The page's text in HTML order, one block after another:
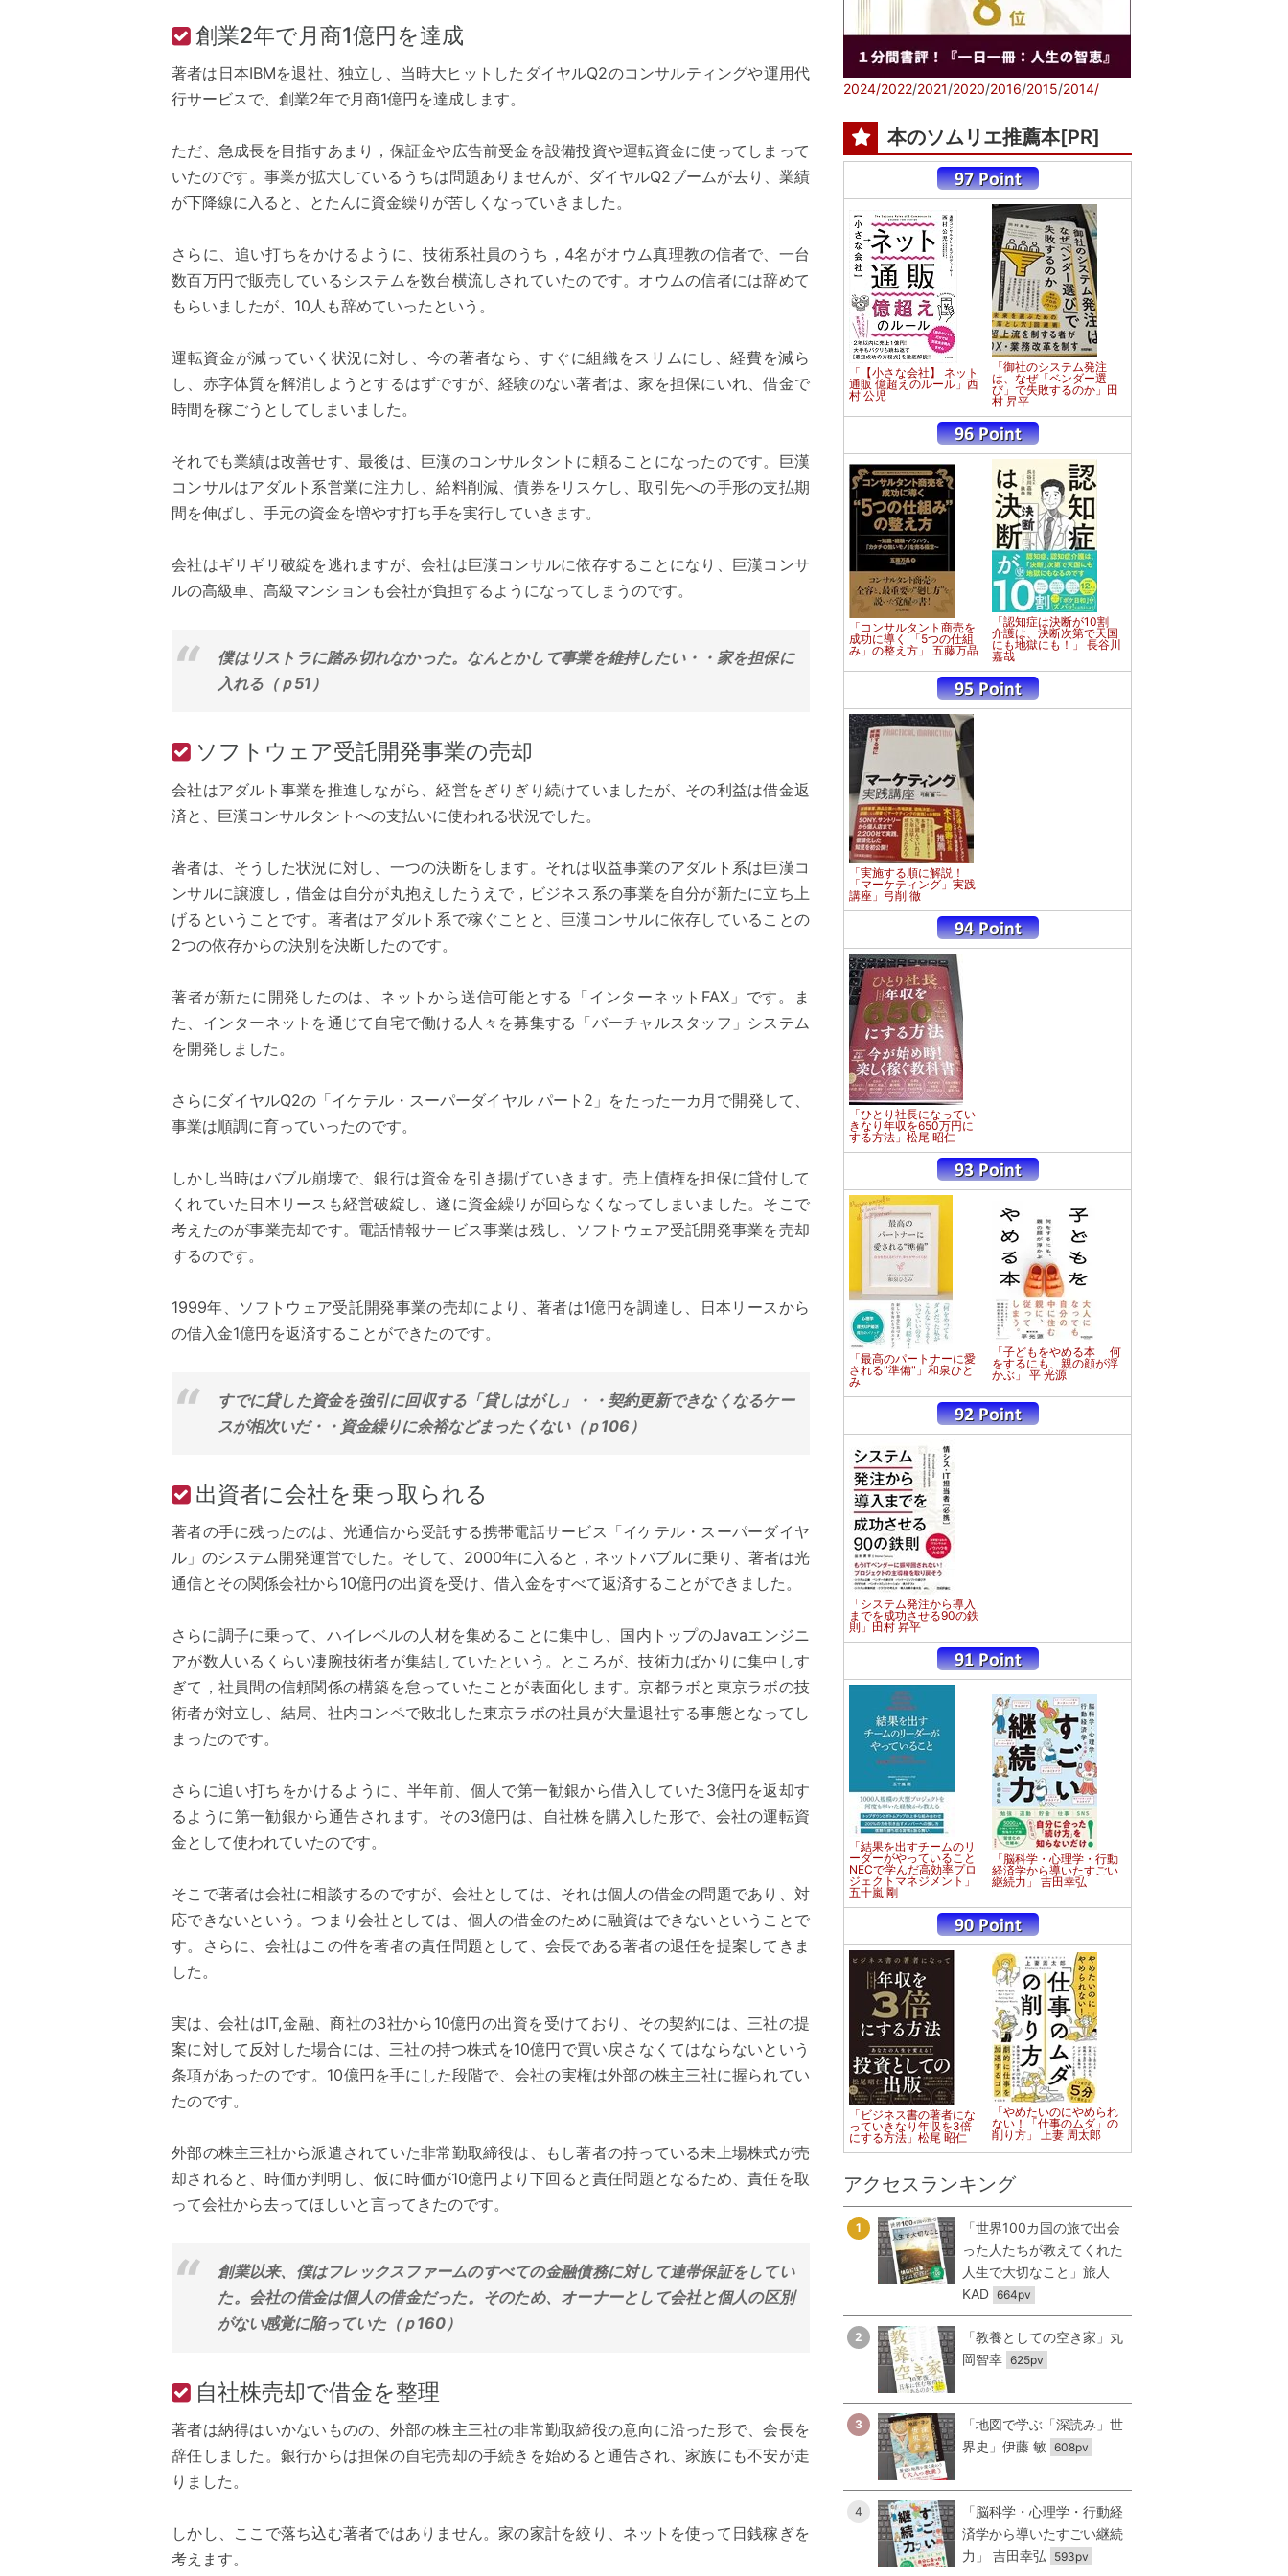
創業2年で月商1億円を達成
著者は日本IBMを退社、独立し、当時大ヒットしたダイヤルQ2のコンサルティングや運用代
行サービスで、創業2年で月商1億円を達成します。
ただ、急成長を目指すあまり，保証金や広告前受金を設備投資や運転資金に使ってしまって
いたのです。事業が拡大しているうちは問題ありませんが、ダイヤルQ2ブームが去り、業績
が下降線に入ると、とたんに資金繰りが苦しくなっていきました。
さらに、追い打ちをかけるように、技術系社員のうち，4名がオウム真理教の信者で、一台
数百万円で販売しているシステムを数台横流しされていたのです。オウムの信者には辞めて
もらいましたが、10人も辞めていったという。
運転資金が減っていく状況に対し、今の著者なら、すぐに組織をスリムにし、経費を減ら
し、赤字体質を解消しようとするはずですが、経験のない著者は、家を担保にいれ、借金で
時間を稼ごうとしてしまいました。
それでも業績は改善せす、最後は、巨漢のコンサルタントに頼ることになったのです。巨漢
コンサルはアダルト系営業に注力し、給料削減、債券をリスケし、取引先への手形の支払期
間を伸ばし、手元の資金を増やす打ち手を実行していきます。
会社はギリギリ破綻を逃れますが、会社は巨漢コンサルに依存することになり、巨漢コンサ
ルの高級車、高級マンションも会社が負担するようになってしまうのです。
僕はリストラに踏み切れなかった。なんとかして事業を維持したい・・家を担保に
入れる（ｐ51）
ソフトウェア受託開発事業の売却
会社はアダルト事業を推進しながら、経営をぎりぎり続けていましたが、その利益は借金返
済と、巨漢コンサルタントへの支払いに使われる状況でした。
著者は、そうした状況に対し、一つの決断をします。それは収益事業のアダルト系は巨漢コ
ンサルに譲渡し，借金は自分が丸抱えしたうえで，ビジネス系の事業を自分が新たに立ち上
げるということです。著者はアダルト系で稼ぐことと、巨漢コンサルに依存していることの
2つの依存からの決別を決断したのです。
著者が新たに開発したのは、ネットから送信可能とする「インターネットFAX」です。ま
た、インターネットを通じて自宅で働ける人々を募集する「バーチャルスタッフ」システム
を開発しました。
さらにダイヤルQ2の「イケテル・スーパーダイヤル パート2」をたった一カ月で開発して、
事業は順調に育っていったのです。
しかし当時はバブル崩壊で、銀行は資金を引き揚げていきます。売上債権を担保に貸付して
くれていた日本リースも経営破綻し、遂に資金繰りが回らなくなってしまいました。そこで
考えたのが事業売却です。電話情報サービス事業は残し、ソフトウェア受託開発事業を売却
するのです。
1999年、ソフトウェア受託開発事業の売却により、著者は1億円を調達し、日本リースから
の借入金1億円を返済することができたのです。
すでに貸した資金を強引に回収する「貸しはがし」・・契約更新できなくなるケー
スが相次いだ・・資金繰りに余裕などまったくない（ｐ106）
出資者に会社を乗っ取られる
著者の手に残ったのは、光通信から受託する携帯電話サービス「イケテル・スーパーダイヤ
ル」のシステム開発運営でした。そして、2000年に入ると，ネットバブルに乗り、著者は光
通信とその関係会社から10億円の出資を受け、借入金をすべて返済することができました。
さらに調子に乗って、ハイレベルの人材を集めることに集中し、国内トップのJavaエンジニ
アが数人いるくらい凄腕技術者が集結していたという。ところが、技術力ばかりに集中しす
ぎて，社員間の信頼関係の構築を怠っていたことが表面化します。京都ラボと東京ラボの技
術者が対立し、結局、社内コンペで敗北した東京ラボの社員が大量退社する事態となってし
まったのです。
さらに追い打ちをかけるように、半年前、個人で第一勧銀から借入していた3億円を返却す
るように第一勧銀から通告されます。その3億円は、自社株を購入した形で、会社の運転資
金として使われていたのです。
そこで著者は会社に相談するのですが、会社としては、それは個人の借金の問題であり、対
応できないという。つまり会社としては、個人の借金のために融資はできないということで
す。さらに、会社はこの件を著者の責任問題として、会長である著者の退任を提案してきま
した。
実は、会社はIT,金融、商社の3社から10億円の出資を受けており、その契約には、三社の提
案に対して反対した場合には、三社の持つ株式を10億円で買い戻さなくてはならないという
条項があったのです。10億円を手にした段階で、会社の実権は外部の株主三社に握られてい
たのです。
外部の株主三社から派遣されていた非常勤取締役は、もし著者の持っている未上場株式が売
却されると、時価が判明し、仮に時価が10億円より下回ると責任問題となるため、責任を取
って会社から去ってほしいと言ってきたのです。
創業以来、僕はフレックスファームのすべての金融債務に対して連帯保証をしてい
た。会社の借金は個人の借金だった。そのため、オーナーとして会社と個人の区別
がない感覚に陥っていた（ｐ160）
自社株売却で借金を整理
著者は納得はいかないものの、外部の株主三社の非常勤取締役の意向に沿った形で、会長を
辞任しました。銀行からは担保の自宅売却の手続きを始めると通告され、家族にも不安が走
りました。
しかし、ここで落ち込む著者ではありません。家の家計を絞り、ネットを使って日銭稼ぎを
考えます。
2024/2022/2021/2020/2016/2015/2014/
本のソムリエ推薦本[PR]
「【小さな会社】 ネット
通販 億超えのルール」西
村 公児
「御社のシステム発注
は、なぜ「ベンダー選
び」で失敗するのか」田
村 昇平
「コンサルタント商売を
成功に導く 「5つの仕組
み」の整え方」 五藤万晶
「認知症は決断が10割
介護は、決断次第で天国
にも地獄にも！」 長谷川
嘉哉
「実施する順に解説！
「マーケティング」実践
講座」弓削 徹
「ひとり社長になってい
きなり年収を650万円に
する方法」松尾 昭仁
「最高のパートナーに愛
される"準備"」和泉ひと
み
「子どもをやめる本 何
をするにも、親の顔が浮
かぶ」 平 光源
「システム発注から導入
までを成功させる90の鉄
則」田村 昇平
「結果を出すチームのリ
ーダーがやっていること
NECで学んだ高効率プロ
ジェクトマネジメント」
五十嵐 剛
「脳科学・心理学・行動
経済学から導いたすごい
継続力」 吉田幸弘
「ビジネス書の著者にな
っていきなり年収を3倍
にする方法」松尾 昭仁
「やめたいのにやめられ
ない！「仕事のムダ」の
削り方」 上妻 周太郎
アクセスランキング
1
「世界100カ国の旅で出会
った人たちが教えてくれた
人生で大切なこと」旅人
KAD 664pv
2
「教養としての空き家」丸
岡智幸 625pv
3
「地図で学ぶ「深読み」世
界史」伊藤 敏 608pv
4
「脳科学・心理学・行動経
済学から導いたすごい継続
力」 吉田幸弘
593pv